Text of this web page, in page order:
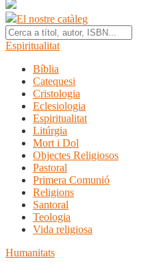
El nostre catàleg
Espiritualitat
Bíblia
Catequesi
Cristologia
Eclesiologia
Espiritualitat
Litúrgia
Mort i Dol
Objectes Religiosos
Pastoral
Primera Comunió
Religions
Santoral
Teologia
Vida religiosa
Humanitats